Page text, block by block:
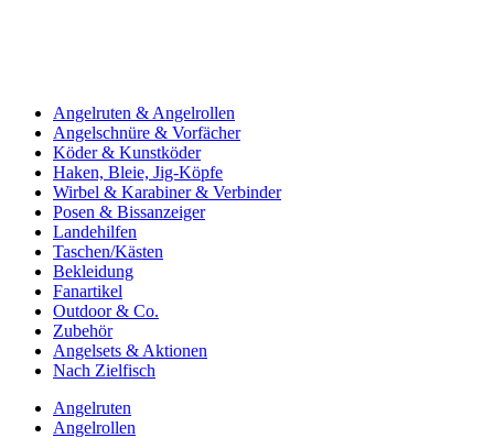
Angelruten & Angelrollen
Angelschnüre & Vorfächer
Köder & Kunstköder
Haken, Bleie, Jig-Köpfe
Wirbel & Karabiner & Verbinder
Posen & Bissanzeiger
Landehilfen
Taschen/Kästen
Bekleidung
Fanartikel
Outdoor & Co.
Zubehör
Angelsets & Aktionen
Nach Zielfisch
Angelruten
Angelrollen